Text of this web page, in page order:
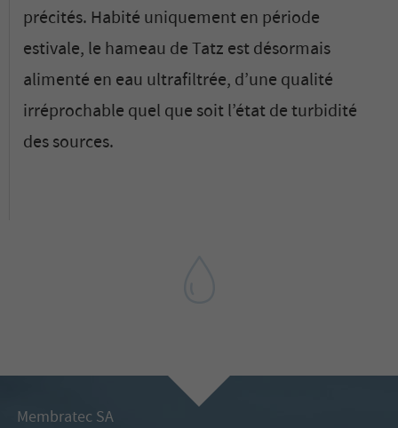
précités. Habité uniquement en période
estivale, le hameau de Tatz est désormais
alimenté en eau ultrafiltrée, d’une qualité
irréprochable quel que soit l’état de turbidité
des sources.
Membratec SA